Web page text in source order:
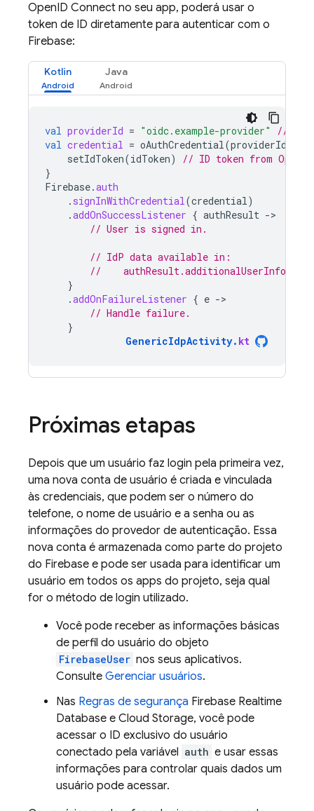
OpenID Connect no seu app, poderá usar o
token de ID diretamente para autenticar com o
Firebase:
Kotlin Java
val providerId = "oidc.example-provider"
// As
val credential = oAuthCredential(providerId
setIdToken(idToken)
// ID token from
}
Firebase.auth
. signInWithCredential(credential)
.addOnSuccessListener { authResult -
// User is signed in.
// IdP data available in:
//
}
.addOnFailureListener { e -
// Handle failure.
}
GenericIdpActivity. kt
Próximas etapas
Depois que um usuário faz login pela primeira vez,
uma nova conta de usuário é criada e vinculada
às credenciais, que podem ser o número do
telefone, o nome de usuário e a senha ou as
informações do provedor de autenticação. Essa
nova conta é armazenada como parte do projeto
do Firebase e pode ser usada para identificar um
usuário em todos os apps do projeto, seja qual
for o método de login utilizado.
Você pode receber as informações básicas
de perfil do usuário do objeto
FirebaseUser nos seus aplicativos.
Consulte Gerenciar usuários.
Nas Regras de segurança Firebase Realtime
Database e Cloud Storage, você pode
acessar o ID exclusivo do usuário
conectado pela variável auth e usar essas
informações para controlar quais dados um
usuário pode acessar.